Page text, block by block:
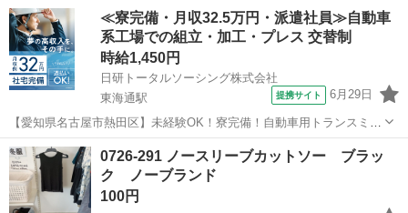
≪寮完備・月収32.5万円・派遣社員≫自動車
系工場での組立・加工・プレス 交替制
時給1,450円
日研トータルソーシング株式会社
東海通駅
提携サイト 6月29日
【愛知県名古屋市熱田区】未経験OK！寮完備！自動車用トランスミッ
ションの組立・加工《お仕事No.7A040》 お仕事について 自動車用ト
ランスミッションの製造に関する組立・加工業務。 ※業務の変更、就
業場所の変更の範囲、...
愛知 名古屋市 東海通駅 その他
0726-291 ノースリーブカットソー ブラッ
ク ノーブランド
100円